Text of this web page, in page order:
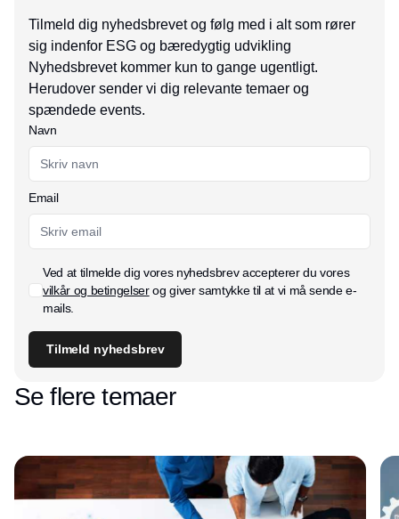
Tilmeld dig nyhedsbrevet og følg med i alt som rører
sig indenfor ESG og bæredygtig udvikling
Nyhedsbrevet kommer kun to gange ugentligt.
Herudover sender vi dig relevante temaer og
spændede events.
Navn
Email
Ved at tilmelde dig vores nyhedsbrev accepterer du vores
vilkår og betingelserog giver samtykke til at vi må sende e-
mails.
Tilmeld nyhedsbrev
Se flere temaer